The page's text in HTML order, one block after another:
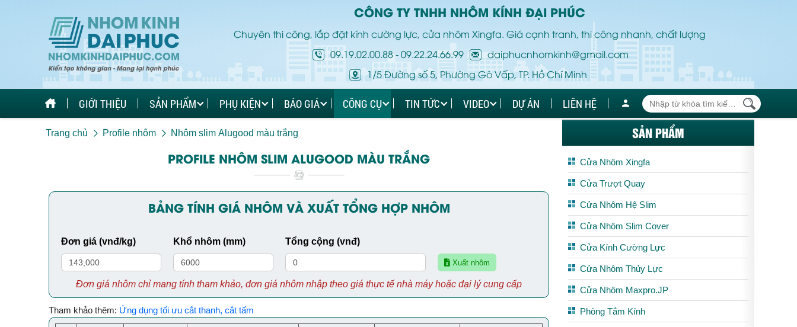
CÔNG TY TNHH NHÔM KÍNH ĐẠI PHÚC
Chuyên thi công, lắp đặt kính cường lực, cửa nhôm Xingfa. Giá cạnh tranh, thi công nhanh, chất lượng
09.19.02.00.88-09.22.24.66.99
daiphucnhomkinh@gmail.com
1/5 Đường số 5, Phường Gò Vấp, TP. Hồ Chí Minh
GIỚI THIỆU SẢN PHẨM PHỤ KIỆN BÁO GIÁ CÔNG CỤ TIN TỨC VIDEO DỰ ÁN LIÊN HỆ
Trang chủ Profile nhôm Nhôm slim Alugood màu trắng
PROFILE NHÔM SLIM ALUGOOD MÀU TRẮNG
BẢNG TÍNH GIÁ NHÔM VÀ XUẤT TỔNG HỢP NHÔM
Đơn giá (vnđ/kg) Khổ nhôm (mm) Tổng cộng (vnđ)
Xuất nhôm
Đơn giá nhôm chỉ mang tính tham khảo, đơn giá nhôm nhập theo giá thực tế nhà máy hoặc đại lý cung cấp
Tham khảo thêm: Ứng dụng tối ưu cắt thanh, cắt tấm
SẢN PHẨM
Cửa Nhôm Xingfa
Cửa Trượt Quay
Cửa Nhôm Hệ Slim
Cửa Nhôm Slim Cover
Cửa Kính Cường Lực
Cửa Nhôm Thủy Lực
Cửa Nhôm Maxpro.JP
Phòng Tắm Kính